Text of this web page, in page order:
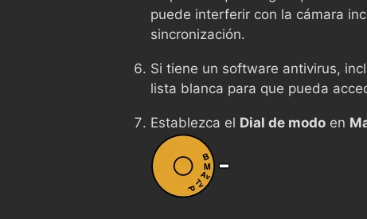
puede interferir con la cámara
sincronización.
Si tiene un software antivirus,
lista blanca para que pueda
Establezca el Dial de modo en